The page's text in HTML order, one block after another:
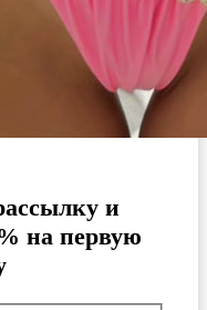
и
на первую